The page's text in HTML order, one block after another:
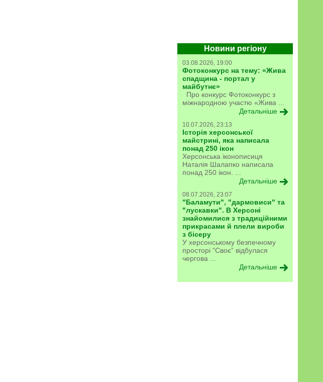
Новини регіону
03.08.2026, 19:00
Фотоконкурс на тему: «Жива
спадщина - портал у
майбутнє»
Про конкурс Фотоконкурс з
міжнародною участю «Жива ...
Детальніше
10.07.2026, 23:13
Історія херсонської
майстрині, яка написала
понад 250 ікон
Херсонська іконописиця
Наталія Шалапко написала
понад 250 ікон. ...
Детальніше
08.07.2026, 23:07
"Баламути", "дармовиси" та
"лускавки". В Херсоні
знайомилися з традиційними
прикрасами й плели вироби
з бісеру
У херсонському безпечному
просторі “Своє” відбулася
чергова ...
Детальніше